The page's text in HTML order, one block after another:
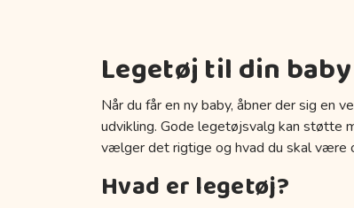
Legetøj til din baby
Når du får en ny baby, åbner der sig en
udvikling. Gode legetøjsvalg kan støtte
vælger det rigtige og hvad du skal være
Hvad er legetøj?